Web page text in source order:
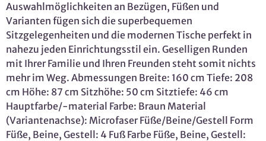
Auswahlmöglichkeiten an Bezügen, Füßen und
Varianten fügen sich die superbequemen
Sitzgelegenheiten und die modernen Tische perfekt in
nahezu jeden Einrichtungsstil ein. Geselligen Runden
mit Ihrer Familie und Ihren Freunden steht somit nichts
mehr im Weg. Abmessungen Breite: 160 cm Tiefe: 208
cm Höhe: 87 cm Sitzhöhe: 50 cm Sitztiefe: 46 cm
Hauptfarbe/-material Farbe: Braun Material
(Variantenachse): Microfaser Füße/Beine/Gestell Form
Füße, Beine, Gestell: 4 Fuß Farbe Füße, Beine, Gestell: